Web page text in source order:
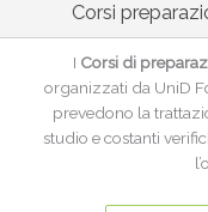
Corsi
I Corsi di
organizzati da UniD
prevedono la
studio e costanti